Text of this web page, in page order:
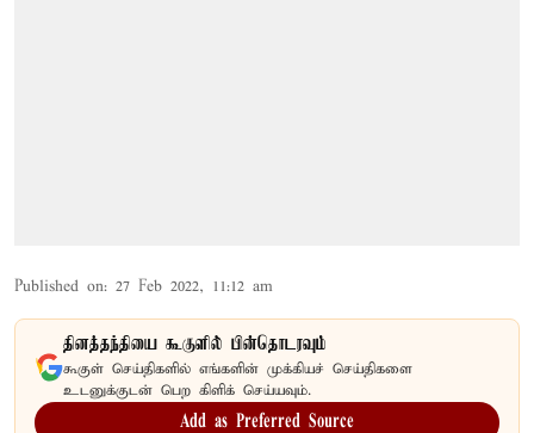
Published on: 27 Feb 2022, 11:12 am
தினத்தந்தியை கூகுளில் பின்தொடரவும்
கூகுள் செய்திகளில் எங்களின் முக்கியச் செய்திகளை
உடனுக்குடன் பெற கிளிக் செய்யவும்.
Add as Preferred Source